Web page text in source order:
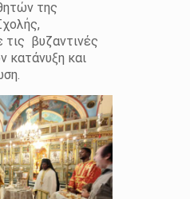
της
βυζαντινές
κατάνυξη και